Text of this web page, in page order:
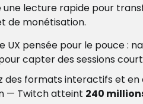
une lecture rapide pour
de monétisation.
UX pensée pour le pouce :
capter des sessions
des formats interactifs et
— Twitch atteint 240